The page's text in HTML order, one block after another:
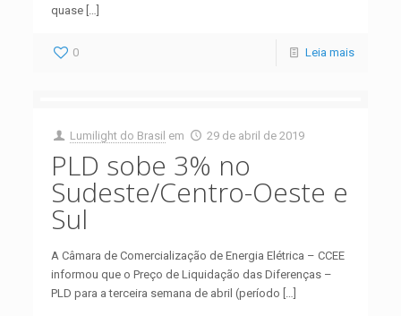
quase […]
0 Leia mais
Lumilight do Brasil em 29 de abril de 2019
PLD sobe 3% no
Sudeste/Centro-Oeste e
Sul
A Câmara de Comercialização de Energia Elétrica – CCEE
informou que o Preço de Liquidação das Diferenças –
PLD para a terceira semana de abril (período […]